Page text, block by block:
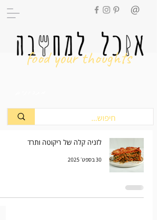
food your thoughts
לזניה קלה של ריקוטה ותרד
30 בספט׳ 2025